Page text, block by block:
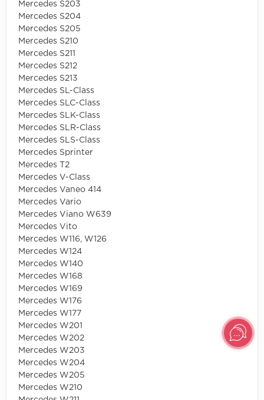
Mercedes S203
Mercedes S204
Mercedes S205
Mercedes S210
Mercedes S211
Mercedes S212
Mercedes S213
Mercedes SL-Class
Mercedes SLC-Class
Mercedes SLK-Class
Mercedes SLR-Class
Mercedes SLS-Class
Mercedes Sprinter
Mercedes T2
Mercedes V-Class
Mercedes Vaneo 414
Mercedes Vario
Mercedes Viano W639
Mercedes Vito
Mercedes W116, W126
Mercedes W124
Mercedes W140
Mercedes W168
Mercedes W169
Mercedes W176
Mercedes W177
Mercedes W201
Mercedes W202
Mercedes W203
Mercedes W204
Mercedes W205
Mercedes W210